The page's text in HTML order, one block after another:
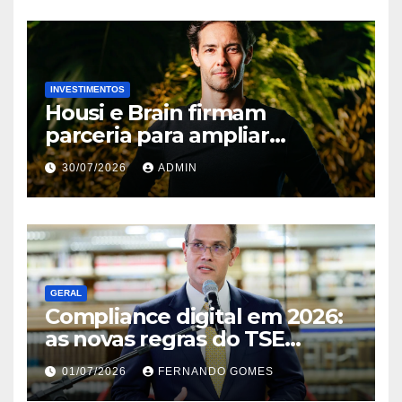
INVESTIMENTOS
Housi e Brain firmam
parceria para ampliar
inteligência de mercado em
lançamentos imobiliários
30/07/2026 ADMIN
GERAL
Compliance digital em 2026:
as novas regras do TSE
contra deepfakes e o desafio
jurídico de proteger
01/07/2026 FERNANDO GOMES